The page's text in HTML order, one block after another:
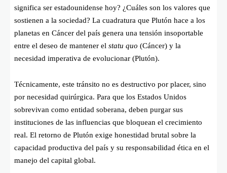
significa ser estadounidense hoy? ¿Cuáles son los valores que
sostienen a la sociedad? La cuadratura que Plutón hace a los
planetas en Cáncer del país genera una tensión insoportable
entre el deseo de mantener el statu quo (Cáncer) y la
necesidad imperativa de evolucionar (Plutón).
Técnicamente, este tránsito no es destructivo por placer, sino
por necesidad quirúrgica. Para que los Estados Unidos
sobrevivan como entidad soberana, deben purgar sus
instituciones de las influencias que bloquean el crecimiento
real. El retorno de Plutón exige honestidad brutal sobre la
capacidad productiva del país y su responsabilidad ética en el
manejo del capital global.